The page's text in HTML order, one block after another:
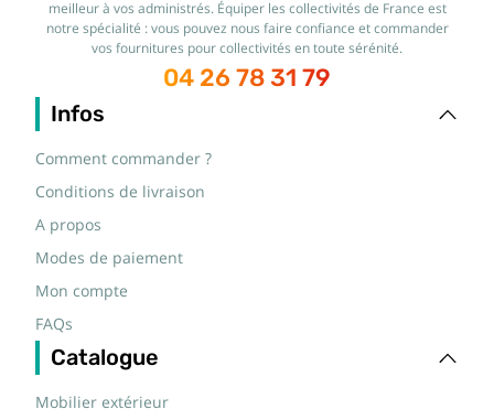
meilleur à vos administrés. Équiper les collectivités de France est
notre spécialité : vous pouvez nous faire confiance et commander
vos fournitures pour collectivités en toute sérénité.
04 26 78 31 79
Infos
Comment commander ?
Conditions de livraison
A propos
Modes de paiement
Mon compte
FAQs
Catalogue
Mobilier extérieur